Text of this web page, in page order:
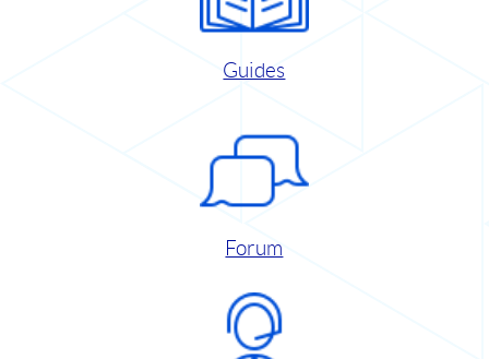
Guides
Forum